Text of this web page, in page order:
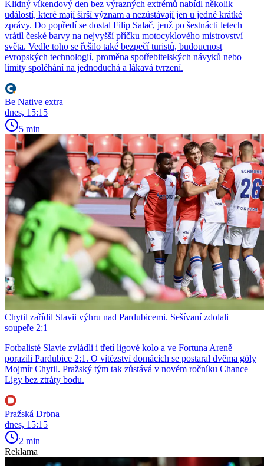
Klidný víkendový den bez výrazných extrémů nabídl několik
událostí, které mají širší význam a nezůstávají jen u jedné krátké
zprávy. Do popředí se dostal Filip Salač, jenž po šestnácti letech
vrátil české barvy na nejvyšší příčku motocyklového mistrovství
světa. Vedle toho se řešilo také bezpečí turistů, budoucnost
evropských technologií, proměna spotřebitelských návyků nebo
limity spoléhání na jednoduchá a lákavá tvrzení.
Be Native extra
dnes, 15:15
5 min
Chytil zařídil Slavii výhru nad Pardubicemi. Sešívaní zdolali
soupeře 2:1
Fotbalisté Slavie zvládli i třetí ligové kolo a ve Fortuna Areně
porazili Pardubice 2:1. O vítězství domácích se postaral dvěma góly
Mojmír Chytil. Pražský tým tak zůstává v novém ročníku Chance
Ligy bez ztráty bodu.
Pražská Drbna
dnes, 15:15
2 min
Reklama